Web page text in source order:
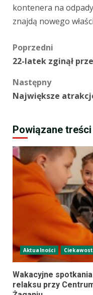
kontenera na
znajdą nowego
Zobacz
wpisy
Poprzedni
22-latek zginął
Następny
Największe
Powiązane treści
Aktualności
Wakacyjne
relaksu przy